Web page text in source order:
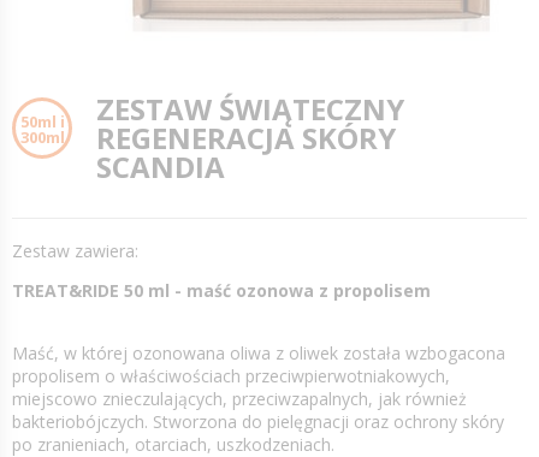
50ml i
300ml
ZESTAW ŚWIĄTECZNY
REGENERACJA SKÓRY
SCANDIA
Zestaw zawiera:
TREAT&RIDE 50 ml - maść ozonowa z propolisem
Maść, w której ozonowana oliwa z oliwek została wzbogacona
propolisem o właściwościach przeciwpierwotniakowych,
miejscowo znieczulających, przeciwzapalnych, jak również
bakteriobójczych. Stworzona do pielęgnacji oraz ochrony skóry
po zranieniach, otarciach, uszkodzeniach.